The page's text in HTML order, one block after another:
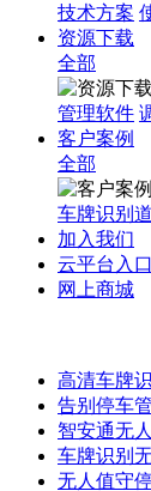
技术方案
资源下载
全部
管理软件
客户案例
全部
车牌识别
加入我们
云平台入口
网上商城
高清车牌
告别停车
智安通无
车牌识别
无人值守